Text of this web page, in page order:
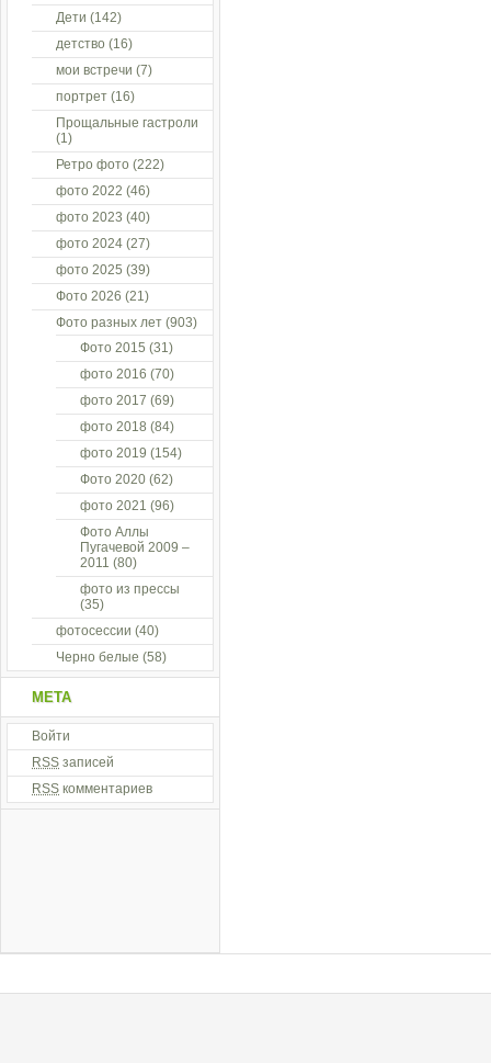
Дети (142)
детство (16)
мои встречи (7)
портрет (16)
Прощальные гастроли
(1)
Ретро фото (222)
фото 2022 (46)
фото 2023 (40)
фото 2024 (27)
фото 2025 (39)
Фото 2026 (21)
Фото разных лет (903)
Фото 2015 (31)
фото 2016 (70)
фото 2017 (69)
фото 2018 (84)
фото 2019 (154)
Фото 2020 (62)
фото 2021 (96)
Фото Аллы
Пугачевой 2009 –
2011 (80)
фото из прессы
(35)
фотосессии (40)
Черно белые (58)
МЕТА
Войти
RSS записей
RSS комментариев